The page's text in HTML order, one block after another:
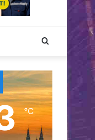
Keresés:
℃